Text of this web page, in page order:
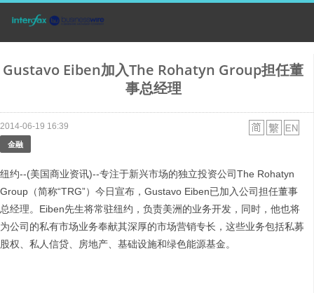
Gustavo Eiben加入The Rohatyn Group担任董
事总经理
2014-06-19 16:39
金融
纽约--(美国商业资讯)--专注于新兴市场的独立投资公司The Rohatyn
Group（简称“TRG”）今日宣布，Gustavo Eiben已加入公司担任董事
总经理。Eiben先生将常驻纽约，负责美洲的业务开发，同时，他也将
为公司的私有市场业务奉献其深厚的市场营销专长，这些业务包括私募
股权、私人信贷、房地产、基础设施和绿色能源基金。